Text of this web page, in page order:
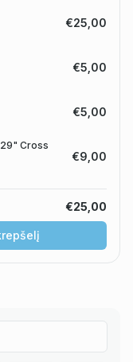
€25,00
€5,00
€5,00
Cross
€9,00
€25,00